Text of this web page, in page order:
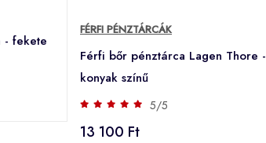
- fekete
FÉRFI PÉNZTÁRCÁK
Férfi bőr pénztárca Lagen Thore -
konyak színű
5/5
13 100 Ft